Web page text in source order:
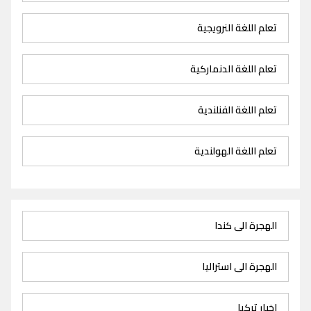
تعلم اللغة النرويجية
تعلم اللغة الدنماركية
تعلم اللغة الفنلندية
تعلم اللغة الهولندية
الهجرة الى كندا
الهجرة الى استراليا